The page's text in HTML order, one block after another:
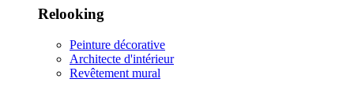
Relooking
Peinture décorative
Architecte d'intérieur
Revêtement mural